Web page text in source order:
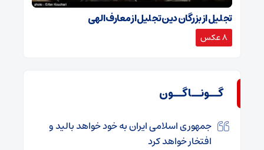
تجلیل از بزرگان دین تجلیل از معارف الهی
8 عکس
گــونــاگــون
جمهوری اسلامی ایران به خود خواهد بالید و
افتخار خواهد کرد